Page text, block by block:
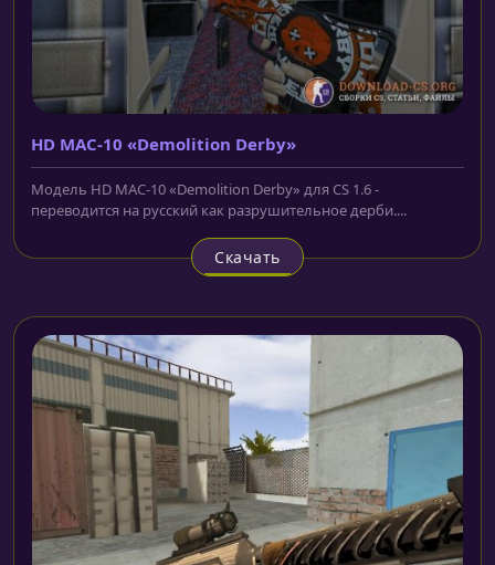
HD MAC-10 «Demolition Derby»
Модель HD MAC-10 «Demolition Derby» для CS 1.6 -
переводится на русский как разрушительное дерби....
Скачать